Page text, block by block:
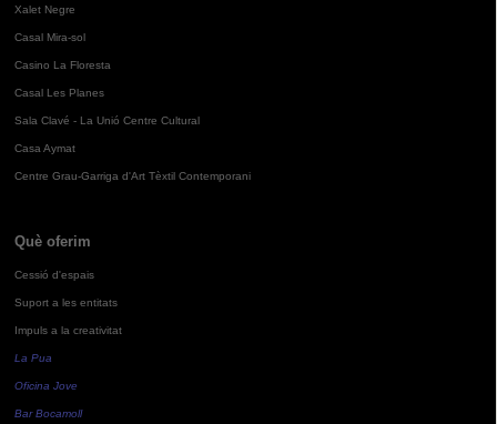
Xalet Negre
Casal Mira-sol
Casino La Floresta
Casal Les Planes
Sala Clavé - La Unió Centre Cultural
Casa Aymat
Centre Grau-Garriga d'Art Tèxtil Contemporani
Què oferim
Cessió d'espais
Suport a les entitats
Impuls a la creativitat
La Pua
Oficina Jove
Bar Bocamoll